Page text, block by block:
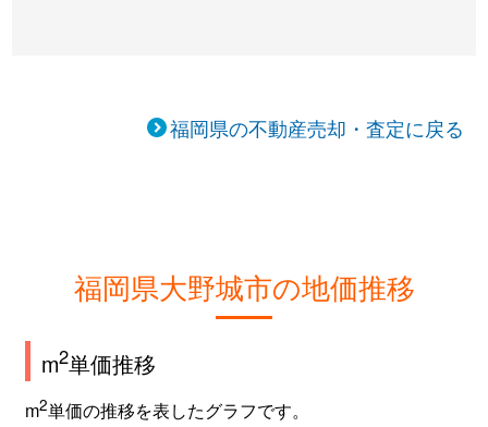
福岡県の不動産売却・査定に戻る
福岡県大野城市の地価推移
m2単価推移
m2単価の推移を表したグラフです。